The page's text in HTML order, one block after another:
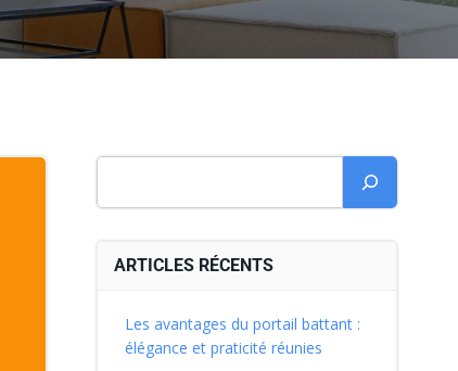
ARTICLES RÉCENTS
Les avantages du portail battant :
élégance et praticité réunies